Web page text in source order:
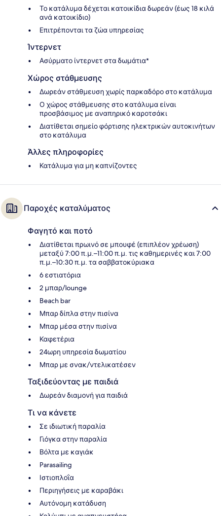
Το κατάλυμα δέχεται κατοικίδια δωρεάν (έως 18 κιλά
ανά κατοικίδιο)
Επιτρέπονται τα ζώα υπηρεσίας
Ίντερνετ
Ασύρματο ίντερνετ στα δωμάτια*
Χώρος στάθμευσης
Δωρεάν στάθμευση χωρίς παρκαδόρο στο κατάλυμα
Ο χώρος στάθμευσης στο κατάλυμα είναι
προσβάσιμος με αναπηρικό καροτσάκι
Διατίθεται σημείο φόρτισης ηλεκτρικών αυτοκινήτων
στο κατάλυμα
Άλλες πληροφορίες
Κατάλυμα για μη καπνίζοντες
Παροχές καταλύματος
Φαγητό και ποτό
Διατίθεται πρωινό σε μπουφέ (επιπλέον χρέωση)
μεταξύ 7:00 π.μ.–11:00 π.μ. τις καθημερινές και 7:00
π.μ.–10:30 π.μ. τα σαββατοκύριακα
6 εστιατόρια
2 μπαρ/lounge
Beach bar
Μπαρ δίπλα στην πισίνα
Μπαρ μέσα στην πισίνα
Καφετέρια
24ωρη υπηρεσία δωματίου
Μπαρ με σνακ/ντελικατέσεν
Ταξιδεύοντας με παιδιά
Δωρεάν διαμονή για παιδιά
Τι να κάνετε
Σε ιδιωτική παραλία
Γιόγκα στην παραλία
Βόλτα με καγιάκ
Parasailing
Ιστιοπλοΐα
Περιηγήσεις με καραβάκι
Αυτόνομη κατάδυση